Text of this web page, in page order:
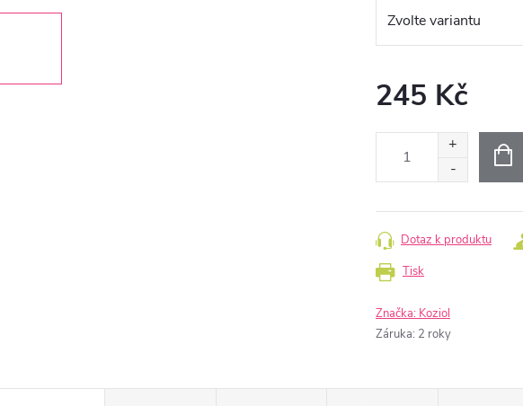
245 Kč
Tisk
Dotaz k produktu
Značka: Koziol
Záruka: 2 roky